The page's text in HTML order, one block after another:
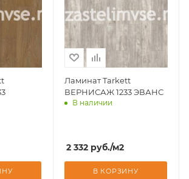
Ламинат Tarkett
ВЕРНИСАЖ 1233 ЭВАНС
В наличии
2 332руб./м2
В КОРЗИНУ